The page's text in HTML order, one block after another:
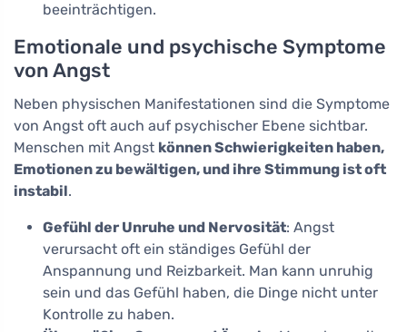
beeinträchtigen.
Emotionale und psychische Symptome
von Angst
Neben physischen Manifestationen sind die Symptome
von Angst oft auch auf psychischer Ebene sichtbar.
Menschen mit Angst können Schwierigkeiten haben,
Emotionen zu bewältigen, und ihre Stimmung ist oft
instabil.
Gefühl der Unruhe und Nervosität: Angst
verursacht oft ein ständiges Gefühl der
Anspannung und Reizbarkeit. Man kann unruhig
sein und das Gefühl haben, die Dinge nicht unter
Kontrolle zu haben.